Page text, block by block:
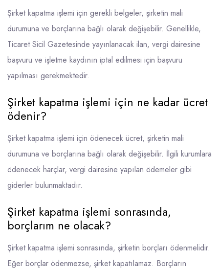
Şirket kapatma işlemi için gerekli belgeler, şirketin mali
durumuna ve borçlarına bağlı olarak değişebilir. Genellikle,
Ticaret Sicil Gazetesinde yayınlanacak ilan, vergi dairesine
başvuru ve işletme kaydının iptal edilmesi için başvuru
yapılması gerekmektedir.
Şirket kapatma işlemi için ne kadar ücret
ödenir?
Şirket kapatma işlemi için ödenecek ücret, şirketin mali
durumuna ve borçlarına bağlı olarak değişebilir. İlgili kurumlara
ödenecek harçlar, vergi dairesine yapılan ödemeler gibi
giderler bulunmaktadır.
Şirket kapatma işlemi sonrasında,
borçlarım ne olacak?
Şirket kapatma işlemi sonrasında, şirketin borçları ödenmelidir.
Eğer borçlar ödenmezse, şirket kapatılamaz. Borçların